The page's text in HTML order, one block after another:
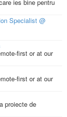
ies bine pentru
Specialist @
first or at our
first or at our
proiecte de